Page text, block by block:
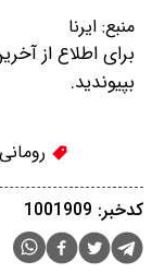
منبع: ایرنا
برای اطلاع از
بپیوندید.
رومانی
کدخبر: 1001909